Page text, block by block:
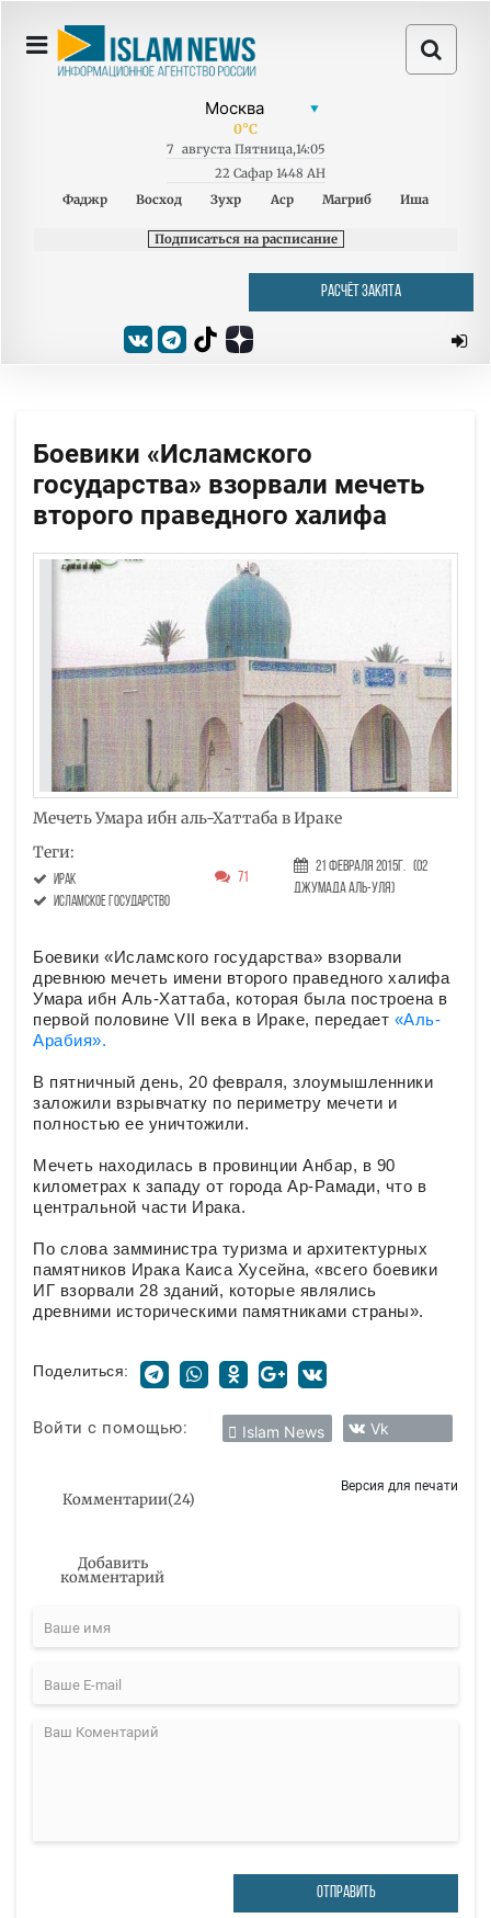
0°C
7 августа Пятница,14:05
22 Сафар 1448 AH
Фаджр
Восход Зухр Аср Магриб Иша
Подписаться на расписание
РАСЧЁТ ЗАКЯТА
Боевики «Исламского
государства» взорвали мечеть
второго праведного халифа
Мечеть Умара ибн аль-Хаттаба в Ираке
Теги:
Ирак
исламское государство
71
21 Февраля 2015г. (02
Джумада аль-уля)
Боевики «Исламского государства» взорвали
древнюю мечеть имени второго праведного халифа
Умара ибн Аль-Хаттаба, которая была построена в
первой половине VII века в Ираке, передает «Аль-
Арабия».
В пятничный день, 20 февраля, злоумышленники
заложили взрывчатку по периметру мечети и
полностью ее уничтожили.
Мечеть находилась в провинции Анбар, в 90
километрах к западу от города Ар-Рамади, что в
центральной части Ирака.
По слова замминистра туризма и архитектурных
памятников Ирака Каиса Хусейна, «всего боевики
ИГ взорвали 28 зданий, которые являлись
древними историческими памятниками страны».
Поделиться:
Войти с помощью: Islam News Vk
Комментарии(24)
Версия для печати
Добавить
комментарий
ОТПРАВИТЬ